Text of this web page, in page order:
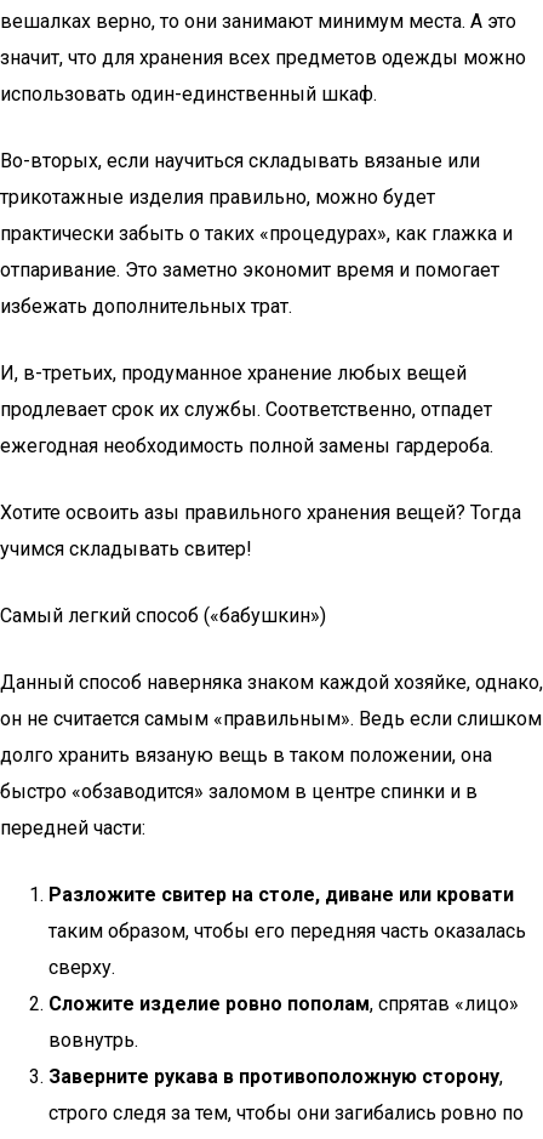
вешалках верно, то они занимают минимум места. А это
значит, что для хранения всех предметов одежды можно
использовать один-единственный шкаф.
Во-вторых, если научиться складывать вязаные или
трикотажные изделия правильно, можно будет
практически забыть о таких «процедурах», как глажка и
отпаривание. Это заметно экономит время и помогает
избежать дополнительных трат.
И, в-третьих, продуманное хранение любых вещей
продлевает срок их службы. Соответственно, отпадет
ежегодная необходимость полной замены гардероба.
Хотите освоить азы правильного хранения вещей? Тогда
учимся складывать свитер!
Самый легкий способ («бабушкин»)
Данный способ наверняка знаком каждой хозяйке, однако,
он не считается самым «правильным». Ведь если слишком
долго хранить вязаную вещь в таком положении, она
быстро «обзаводится» заломом в центре спинки и в
передней части:
Разложите свитер на столе, диване или кровати
таким образом, чтобы его передняя часть оказалась
сверху.
Сложите изделие ровно пополам, спрятав «лицо»
вовнутрь.
Заверните рукава в противоположную сторону,
строго следя за тем, чтобы они загибались ровно по